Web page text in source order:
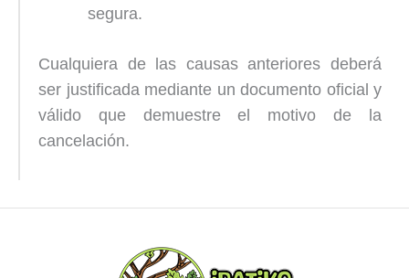
segura.
Cualquiera de las causas anteriores deberá
ser justificada mediante un documento oficial y
válido que demuestre el motivo de la
cancelación.